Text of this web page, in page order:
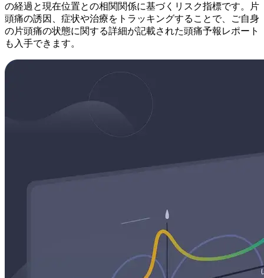
の経過と現在位置との相関関係に基づくリスク指標です。片
頭痛の誘因、症状や治療をトラッキングすることで、ご自身
の片頭痛の状態に関する詳細が記載された頭痛予報レポート
も入手できます。